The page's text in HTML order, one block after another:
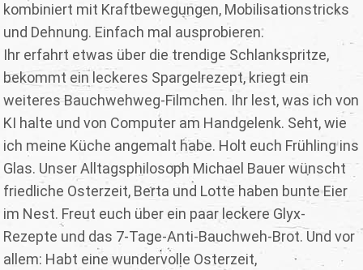
kombiniert mit Kraftbewegungen, Mobilisationstricks
und Dehnung. Einfach mal ausprobieren.
Ihr erfahrt etwas über die trendige Schlankspritze,
bekommt ein leckeres Spargelrezept, kriegt ein
weiteres Bauchwehweg-Filmchen. Ihr lest, was ich von
KI halte und von Computer am Handgelenk. Seht, wie
ich meine Küche angemalt habe. Holt euch Frühling ins
Glas. Unser Alltagsphilosoph Michael Bauer wünscht
friedliche Osterzeit, Berta und Lotte haben bunte Eier
im Nest. Freut euch über ein paar leckere Glyx-
Rezepte und das 7-Tage-Anti-Bauchweh-Brot. Und vor
allem: Habt eine wundervolle Osterzeit,